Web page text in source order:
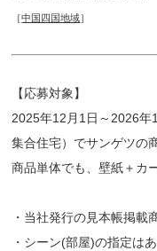
［中国四国地域］
【応募対象】
2025年12月1日～2026年
集合住宅）でサンゲツの
商品単体でも、壁紙＋カ
・当社発行の見本帳掲載
・シーン(部屋)の指定は